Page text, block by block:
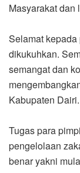
Masyarakat dan
Selamat
dikukuhkan.
semangat dan
Kabupaten Dairi.
Tugas para
pengelolaan
benar yakni